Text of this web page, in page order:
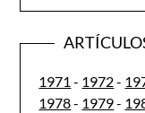
1971 - 1972-
1978- 1979-